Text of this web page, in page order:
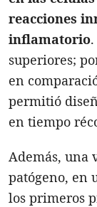
reacciones
inflamatorio
superiores;
en
permitió
en tiempo
Además, una
patógeno, en
los primeros